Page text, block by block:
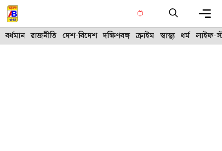
Skip
to
content
বর্ধমান রাজনীতি দেশ-বিদেশ দক্ষিণবঙ্গ ক্রাইম স্বাস্থ্য ধর্ম লাইফ-